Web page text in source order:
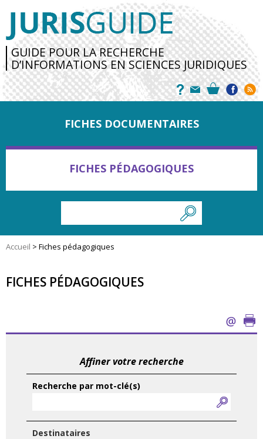
GUIDE POUR LA RECHERCHE
D’INFORMATIONS EN SCIENCES JURIDIQUES
FICHES DOCUMENTAIRES
FICHES PÉDAGOGIQUES
Accueil > Fiches pédagogiques
FICHES PÉDAGOGIQUES
Affiner votre recherche
Recherche par mot-clé(s)
Destinataires